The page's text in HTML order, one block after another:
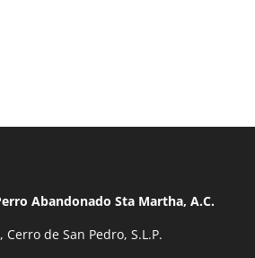
Abandonado Sta Martha, A.C.
Cerro de San Pedro, S.L.P.